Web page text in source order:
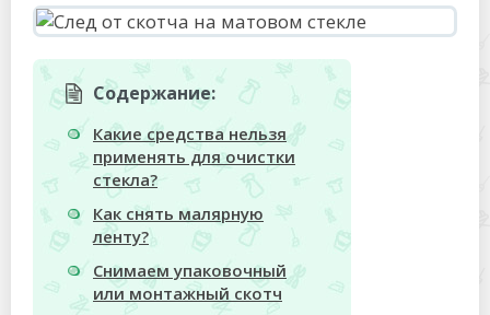
Содержание:
Какие средства нельзя
применять для очистки
стекла?
Как снять малярную
ленту?
Снимаем упаковочный
или монтажный скотч